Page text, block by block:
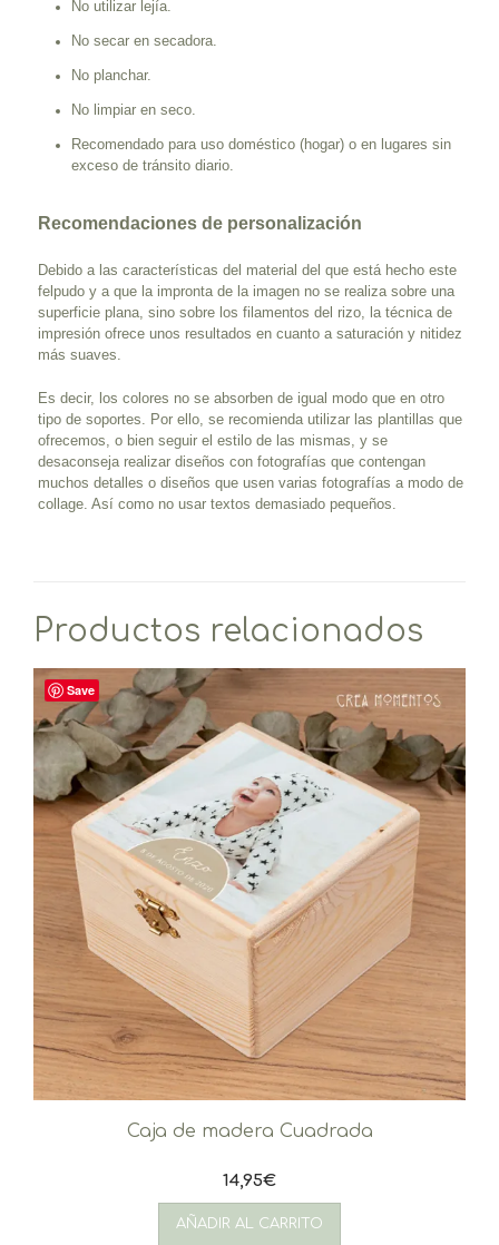
No utilizar lejía.
No secar en secadora.
No planchar.
No limpiar en seco.
Recomendado para uso doméstico (hogar) o en lugares sin
exceso de tránsito diario.
Recomendaciones de personalización
Debido a las características del material del que está hecho este
felpudo y a que la impronta de la imagen no se realiza sobre una
superficie plana, sino sobre los filamentos del rizo, la técnica de
impresión ofrece unos resultados en cuanto a saturación y nitidez
más suaves.
Es decir, los colores no se absorben de igual modo que en otro
tipo de soportes. Por ello, se recomienda utilizar las plantillas que
ofrecemos, o bien seguir el estilo de las mismas, y se
desaconseja realizar diseños con fotografías que contengan
muchos detalles o diseños que usen varias fotografías a modo de
collage. Así como no usar textos demasiado pequeños.
Productos relacionados
Save
Caja de madera Cuadrada
14,95€
AÑADIR AL CARRITO